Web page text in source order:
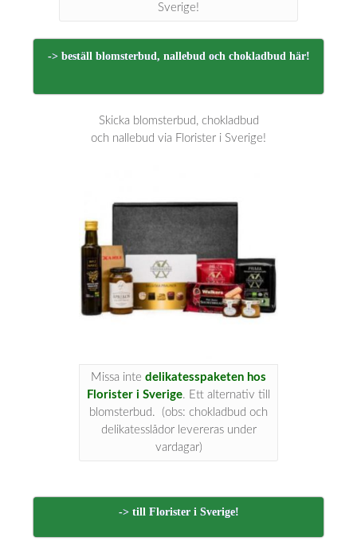
Sverige!
-> beställ blomsterbud, nallebud och chokladbud här!
Skicka blomsterbud, chokladbud
och nallebud via Florister i Sverige!
Missa inte delikatesspaketen hos
Florister i Sverige. Ett alternativ till
blomsterbud. (obs: chokladbud och
delikatesslådor levereras under
vardagar)
-> till Florister i Sverige!